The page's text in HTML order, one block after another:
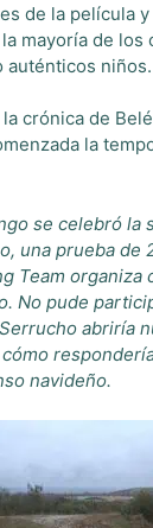
de la película
mayoría de los
auténticos niños.
crónica de
la
se celebró la
una prueba de
Team organiza
No pude
abriría
navideño.